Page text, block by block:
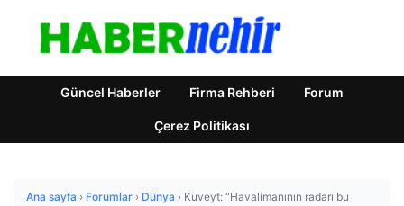
Güncel Haberler Firma Rehberi Forum
Çerez Politikası
Ana sayfa › Forumlar › Dünya › Kuveyt: “Havalimanının radarı bu